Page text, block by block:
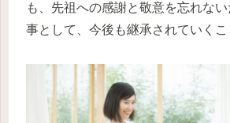
も、先祖への感謝と敬意を忘れな
事として、今後も継承されていくこ